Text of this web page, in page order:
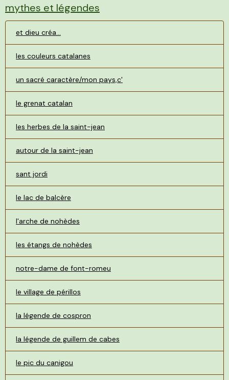
mythes et légendes
et dieu créa...
les couleurs catalanes
un sacré caractère/mon pays,c'
le grenat catalan
les herbes de la saint-jean
autour de la saint-jean
sant jordi
le lac de balcère
l'arche de nohèdes
les étangs de nohèdes
notre-dame de font-romeu
le village de périllos
la légende de cospron
la légende de guillem de cabes
le pic du canigou